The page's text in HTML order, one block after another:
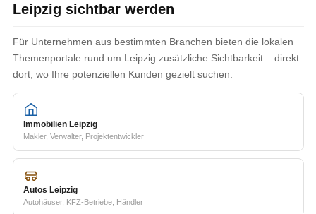
Leipzig sichtbar werden
Für Unternehmen aus bestimmten Branchen bieten die lokalen
Themenportale rund um Leipzig zusätzliche Sichtbarkeit – direkt
dort, wo Ihre potenziellen Kunden gezielt suchen.
Immobilien Leipzig
Makler, Verwalter, Projektentwickler
Autos Leipzig
Autohäuser, KFZ-Betriebe, Händler